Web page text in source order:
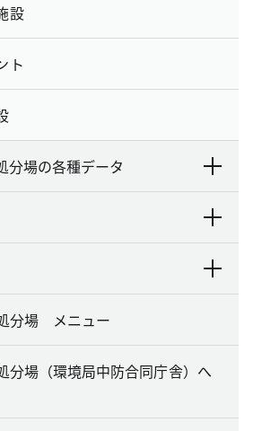
設
ト
分場の各種データ
分場 メニュー
分場（環境局中防合同庁舎）へ